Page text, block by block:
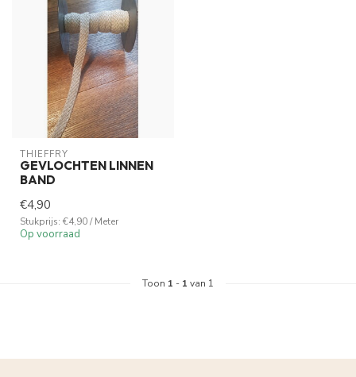
THIEFFRY
GEVLOCHTEN LINNEN
BAND
€4,90
Stukprijs: €4,90 / Meter
Op voorraad
Toon 1 - 1 van 1